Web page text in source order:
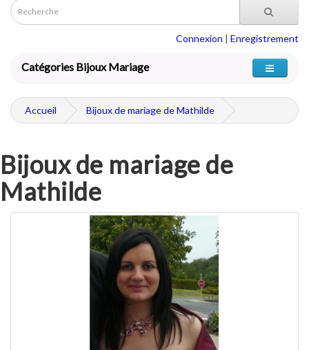
Connexion | Enregistrement
Catégories Bijoux Mariage
Accueil Bijoux de mariage de Mathilde
Bijoux de mariage de
Mathilde